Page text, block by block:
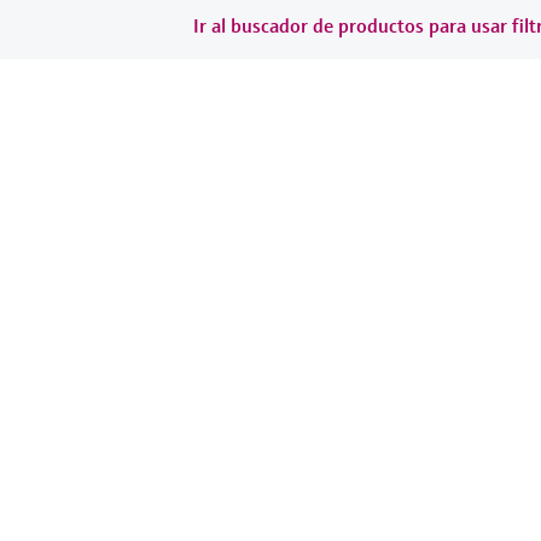
Ir al buscador de productos para usar